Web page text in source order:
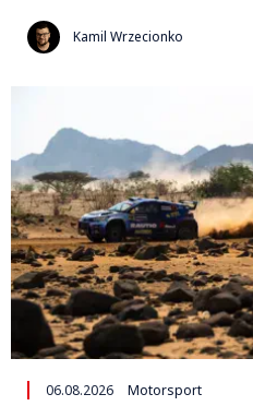
Kamil Wrzecionko
06.08.2026 Motorsport